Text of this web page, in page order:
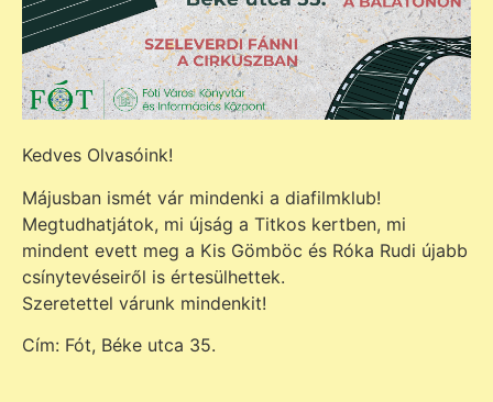
Kedves Olvasóink!
Májusban ismét vár mindenki a diafilmklub!
Megtudhatjátok, mi újság a Titkos kertben, mi
mindent evett meg a Kis Gömböc és Róka Rudi újabb
csínytevéseiről is értesülhettek.
Szeretettel várunk mindenkit!
Cím: Fót, Béke utca 35.